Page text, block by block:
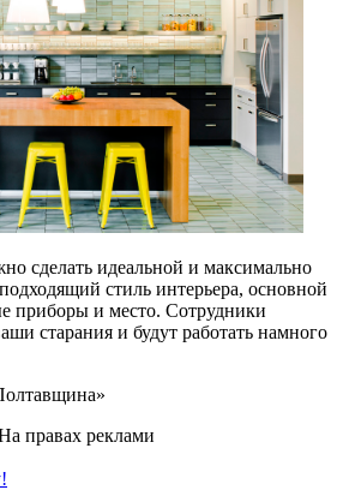
сделать идеальной и максимально
стиль интерьера, основной
приборы и место. Сотрудники
старания и будут работать намного
правах реклами